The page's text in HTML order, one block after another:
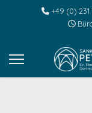
+49 (0) 231